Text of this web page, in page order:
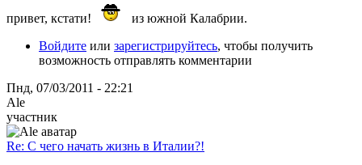
привет, кстати!
из южной Калабрии.
Войдите или зарегистрируйтесь, чтобы получить
возможность отправлять комментарии
Пнд, 07/03/2011 - 22:21
Ale
участник
Re: С чего начать жизнь в Италии?!